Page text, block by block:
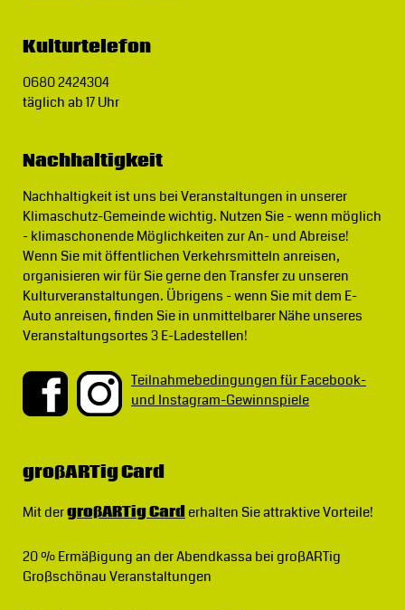
Kulturtelefon
0680 2424304
täglich ab 17 Uhr
Nachhaltigkeit
Nachhaltigkeit ist uns bei Veranstaltungen in unserer
Klimaschutz-Gemeinde wichtig. Nutzen Sie - wenn möglich
- klimaschonende Möglichkeiten zur An- und Abreise!
Wenn Sie mit öffentlichen Verkehrsmitteln anreisen,
organisieren wir für Sie gerne den Transfer zu unseren
Kulturveranstaltungen. Übrigens - wenn Sie mit dem E-
Auto anreisen, finden Sie in unmittelbarer Nähe unseres
Veranstaltungsortes 3 E-Ladestellen!
Teilnahmebedingungen für Facebook-
und Instagram-Gewinnspiele
großARTig Card
Mit dergroßARTig Carderhalten Sie attraktive Vorteile!
20 % Ermäßigungan der Abendkassa bei großARTig
Großschönau Veranstaltungen